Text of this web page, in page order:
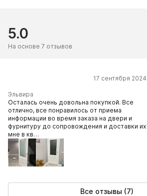
5.0
На основе 7 отзывов
17 сентября 2024
Эльвира
Осталась очень довольна покупкой. Все
отлично, все понравилось от приема
информации во время заказа на двери и
фурнитуру до сопровождения и доставки их
мне в кв…
Все отзывы (7)